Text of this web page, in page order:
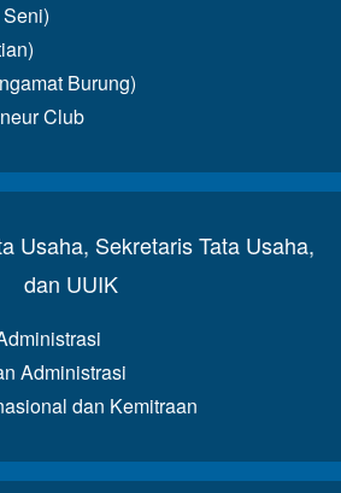
Burung)
Club
Usaha, Sekretaris Tata Usaha,
dan UUIK
Administrasi
dan Kemitraan